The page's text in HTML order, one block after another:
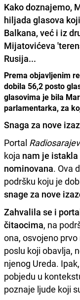
Kako doznajemo,
hiljada glasova
Balkana, već i iz
Mijatovićeva
Rusija...
Prema objavljenim
dobila 56,2 posto
glasovima je bila
parlamentarka, za
Snaga za nove
Portal
koja nam je
nominovana. Ova
podršku koju je
snage za nove
Zahvalila se i
čitaocima, na
ona, osvojeno
poslu koji obavlja,
njenog Ureda.
pobjedu u
poznaje ljude koji